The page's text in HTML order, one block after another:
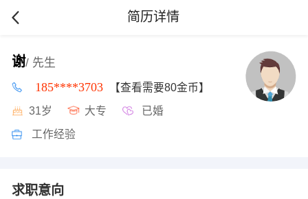
简历详情
谢/ 先生
185****3703 【查看需要80金币】
31岁 大专 已婚
工作经验
求职意向